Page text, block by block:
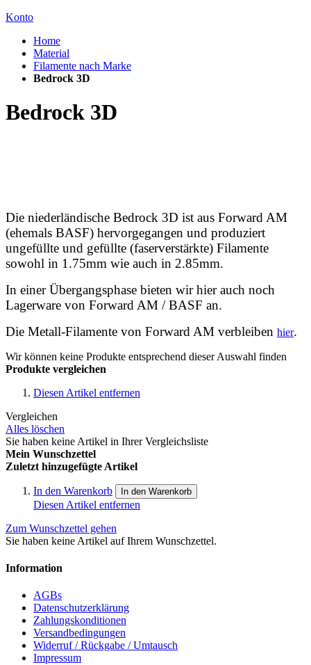
Konto
Home
Material
Filamente nach Marke
Bedrock 3D
Bedrock 3D
Die niederländische Bedrock 3D ist aus Forward AM
(ehemals BASF) hervorgegangen und produziert
ungefüllte und gefüllte (faserverstärkte) Filamente
sowohl in 1.75mm wie auch in 2.85mm.
In einer Übergangsphase bieten wir hier auch noch
Lagerware von Forward AM / BASF an.
Die Metall-Filamente von Forward AM verbleiben hier.
Wir können keine Produkte entsprechend dieser Auswahl finden
Produkte vergleichen
Diesen Artikel entfernen
Vergleichen
Alles löschen
Sie haben keine Artikel in Ihrer Vergleichsliste
Mein Wunschzettel
Zuletzt hinzugefügte Artikel
In den Warenkorb In den Warenkorb
Diesen Artikel entfernen
Zum Wunschzettel gehen
Sie haben keine Artikel auf Ihrem Wunschzettel.
Information
AGBs
Datenschutzerklärung
Zahlungskonditionen
Versandbedingungen
Widerruf / Rückgabe / Umtausch
Impressum